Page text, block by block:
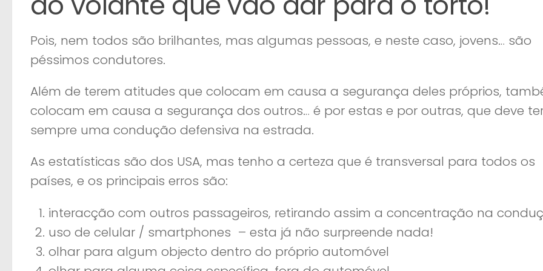
Pois, nem todos são brilhantes, mas algumas pessoas, e neste caso, jovens… são
péssimos condutores.
Além de terem atitudes que colocam em causa a segurança deles próprios,
colocam em causa a segurança dos outros… é por estas e por outras, que deve
sempre uma condução defensiva na estrada.
As estatísticas são dos USA, mas tenho a certeza que é transversal para todos os
países, e os principais erros são:
interacção com outros passageiros, retirando assim a concentração na
uso de celular / smartphones – esta já não surpreende nada!
olhar para algum objecto dentro do próprio automóvel